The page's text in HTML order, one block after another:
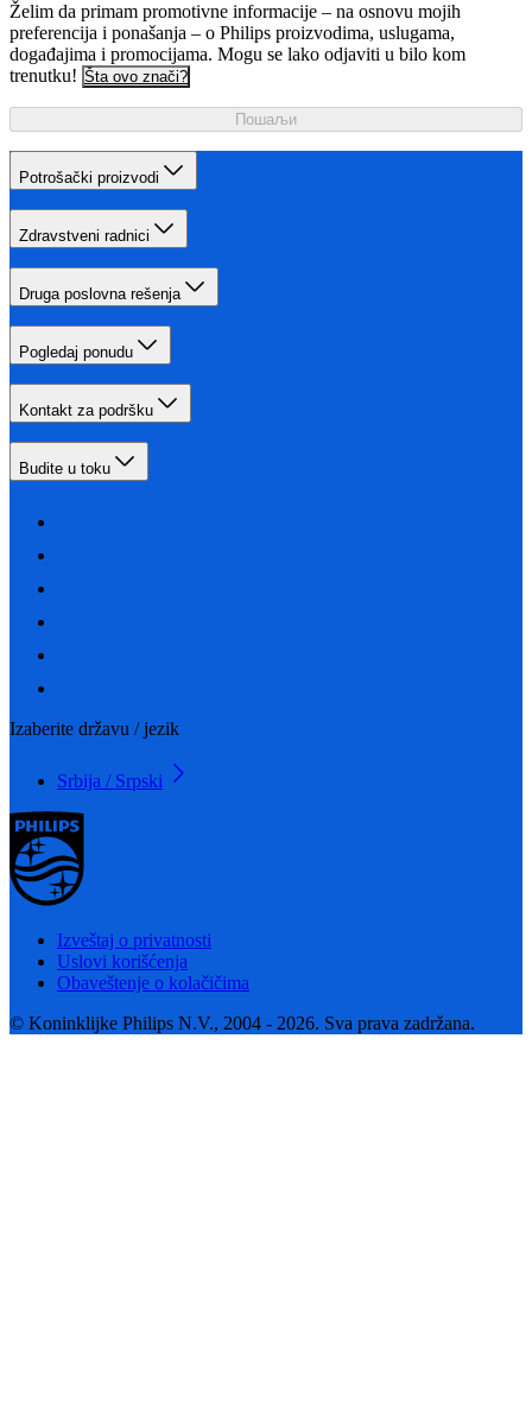
Želim da primam promotivne informacije – na osnovu mojih
preferencija i ponašanja – o Philips proizvodima, uslugama,
događajima i promocijama. Mogu se lako odjaviti u bilo kom
trenutku! Šta ovo znači?
Пошаљи
Potrošački proizvodi
Zdravstveni radnici
Druga poslovna rešenja
Pogledaj ponudu
Kontakt za podršku
Budite u toku
Izaberite državu / jezik
Srbija / Srpski
Izveštaj o privatnosti
Uslovi korišćenja
Obaveštenje o kolačičima
© Koninklijke Philips N.V., 2004 - 2026. Sva prava zadržana.